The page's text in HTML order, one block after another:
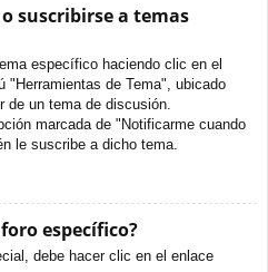
suscribirse a temas
específico haciendo clic en el
"Herramientas de Tema", ubicado
de un tema de discusión.
marcada de "Notificarme cuando
le suscribe a dicho tema.
específico?
debe hacer clic en el enlace